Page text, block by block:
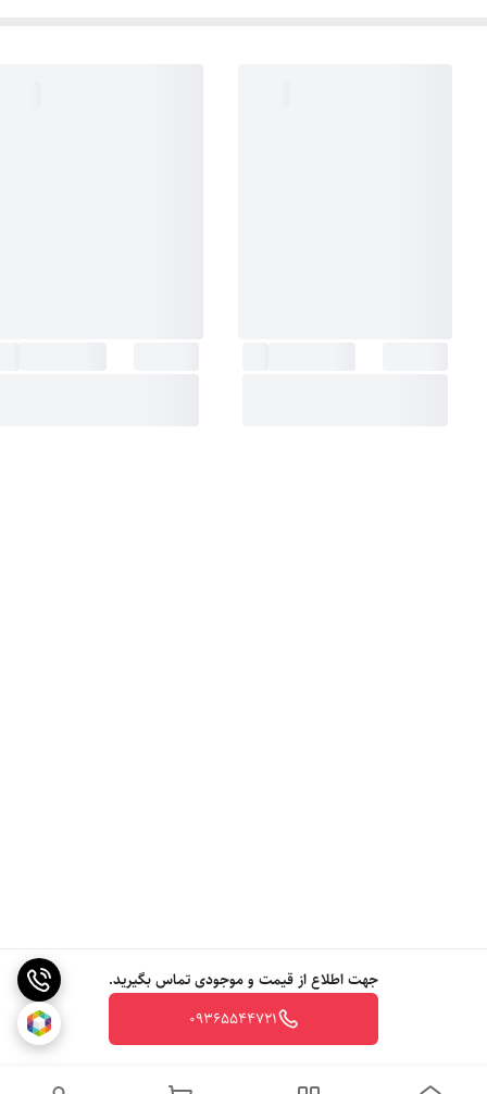
جهت اطلاع از قیمت و موجودی تماس بگیرید.
09365544721